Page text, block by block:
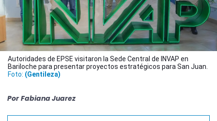
Autoridades de EPSE visitaron la Sede Central de INVAP en
Bariloche para presentar proyectos estratégicos para San Juan.
Foto: (Gentileza)
Por Fabiana Juarez